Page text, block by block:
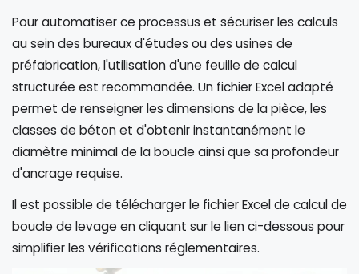
Pour automatiser ce processus et sécuriser les calculs
au sein des bureaux d'études ou des usines de
préfabrication, l'utilisation d'une feuille de calcul
structurée est recommandée. Un fichier Excel adapté
permet de renseigner les dimensions de la pièce, les
classes de béton et d'obtenir instantanément le
diamètre minimal de la boucle ainsi que sa profondeur
d'ancrage requise.
Il est possible de télécharger le fichier Excel de calcul de
boucle de levage en cliquant sur le lien ci-dessous pour
simplifier les vérifications réglementaires.